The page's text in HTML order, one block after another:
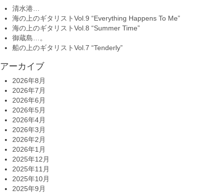
清水港…
海の上のギタリストVol.9 “Everything Happens To Me”
海の上のギタリストVol.8 “Summer Time”
御蔵島…。
船の上のギタリストVol.7 “Tenderly”
アーカイブ
2026年8月
2026年7月
2026年6月
2026年5月
2026年4月
2026年3月
2026年2月
2026年1月
2025年12月
2025年11月
2025年10月
2025年9月